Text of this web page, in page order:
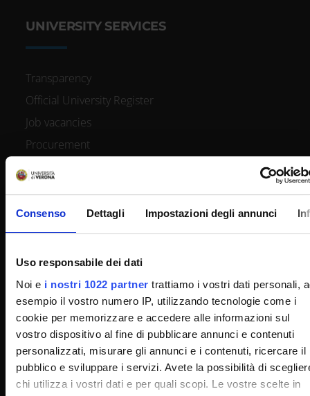
Consenso Dettagli Impostazioni degli annunci
Uso responsabile dei dati
Noi e i nostri 1022 partner trattiamo i vostri dati personali,
esempio il vostro numero IP, utilizzando tecnologie come i
cookie per memorizzare e accedere alle informazioni sul
vostro dispositivo al fine di pubblicare annunci e contenuti
personalizzati, misurare gli annunci e i contenuti, ricercare il
pubblico e sviluppare i servizi. Avete la possibilità di
chi utilizza i vostri dati e per quali scopi. Le vostre scelte in
UNIVERSITY SERVICES
Transparency
Official University Register
Job vacancies
Procurement
Privacy policy
Cookie
Sponsorizzazioni e donazioni
Events
Support us
Firma Elettronica Avanzata
SPID
Accessibilità